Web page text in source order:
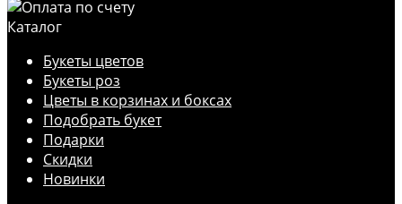
Каталог
Букеты цветов
Букеты роз
Цветы в корзинах и боксах
Подобрать букет
Подарки
Скидки
Новинки